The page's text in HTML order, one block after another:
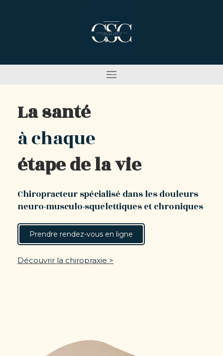
La santé
à chaque
étape de la vie
Chiropracteur spécialisé dans les douleurs
neuro-musculo-squelettiques et chroniques
Prendre rendez-vous en ligne
Découvrir la chiropraxie >